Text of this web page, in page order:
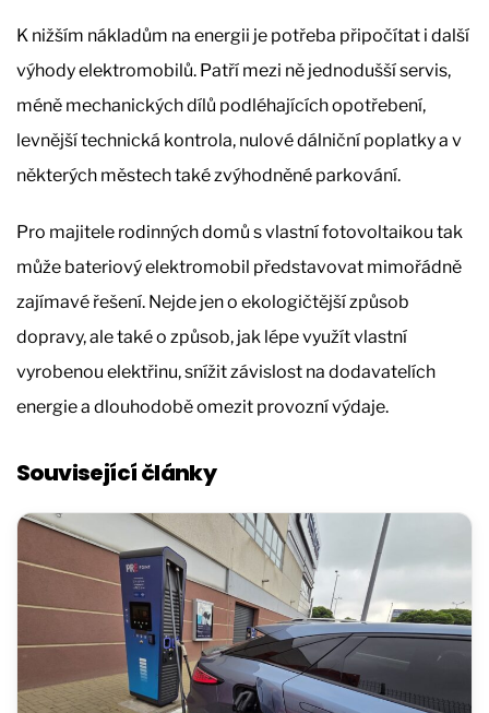
K nižším nákladům na energii je potřeba připočítat i další
výhody elektromobilů. Patří mezi ně jednodušší servis,
méně mechanických dílů podléhajících opotřebení,
levnější technická kontrola, nulové dálniční poplatky a v
některých městech také zvýhodněné parkování.
Pro majitele rodinných domů s vlastní fotovoltaikou tak
může bateriový elektromobil představovat mimořádně
zajímavé řešení. Nejde jen o ekologičtější způsob
dopravy, ale také o způsob, jak lépe využít vlastní
vyrobenou elektřinu, snížit závislost na dodavatelích
energie a dlouhodobě omezit provozní výdaje.
Související články